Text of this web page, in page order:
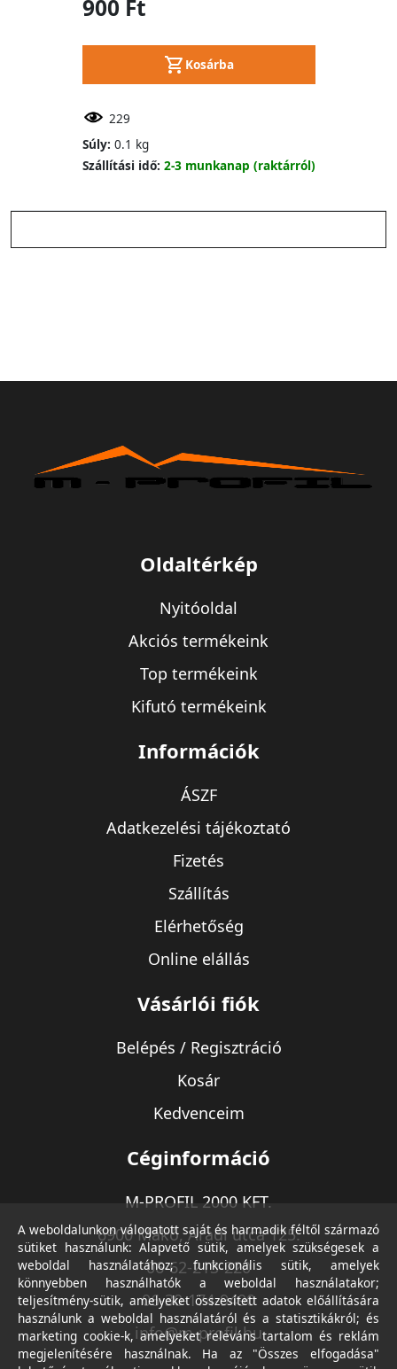
900 Ft
Kosárba
229
Súly: 0.1 kg
Szállítási idő: 2-3 munkanap (raktárról)
Oldaltérkép
Nyitóoldal
Akciós termékeink
Top termékeink
Kifutó termékeink
Információk
ÁSZF
Adatkezelési tájékoztató
Fizetés
Szállítás
Elérhetőség
Online elállás
Vásárlói fiók
Belépés / Regisztráció
Kosár
Kedvenceim
Céginformáció
M-PROFIL 2000 KFT.
6900 Makó, Aradi utca 125.
06-62-213-220
06-30-174-9490
info@m-profil.hu
A weboldalunkon válogatott saját és harmadik féltől származó
sütiket használunk: Alapvető sütik, amelyek szükségesek a
weboldal használatához; funkcionális sütik, amelyek
könnyebben használhatók a weboldal használatakor;
teljesítmény-sütik, amelyeket összesített adatok előállítására
használunk a weboldal használatáról és a statisztikákról; és
marketing cookie-k, amelyeket releváns tartalom és reklám
megjelenítésére használnak. Ha az "Összes elfogadása"